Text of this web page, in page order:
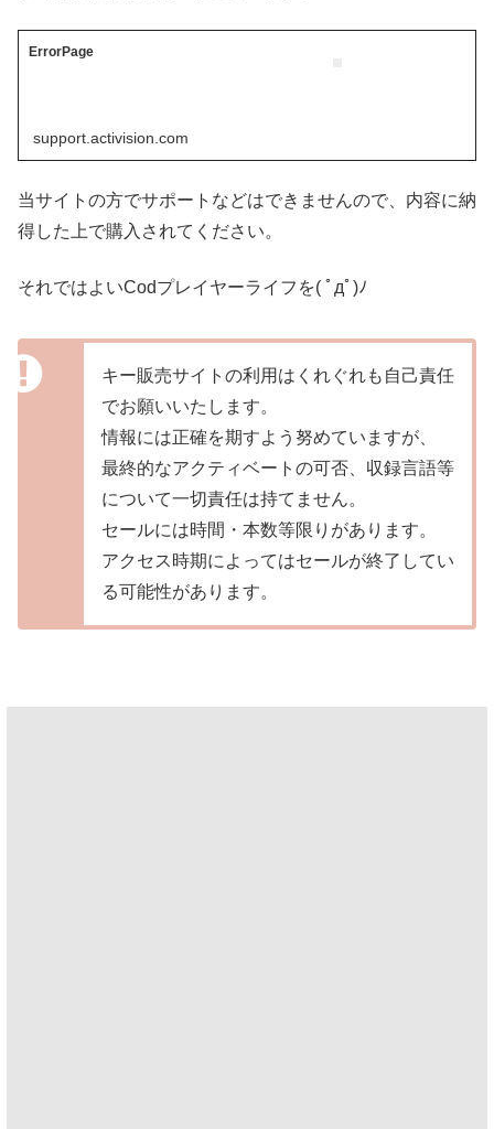
ErrorPage
support.activision.com
当サイトの方でサポートなどはできませんので、内容に納
得した上で購入されてください。
それではよいCodプレイヤーライフを( ﾟдﾟ)ﾉ
キー販売サイトの利用はくれぐれも自己責任
でお願いいたします。
情報には正確を期すよう努めていますが、
最終的なアクティベートの可否、収録言語等
について一切責任は持てません。
セールには時間・本数等限りがあります。
アクセス時期によってはセールが終了してい
る可能性があります。